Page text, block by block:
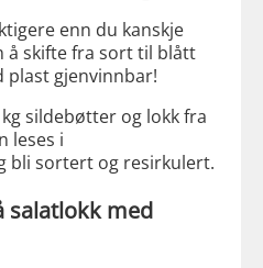
enn du kanskje
å skifte fra sort til blått
plast gjenvinnbar!
sildebøtter og lokk fra
leses i
bli sortert og resirkulert.
salatlokk med